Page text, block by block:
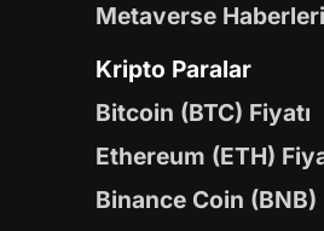
Metaverse Haberleri
Kripto Paralar
Bitcoin (BTC) Fiyatı
Ethereum (ETH)
Binance Coin (BNB)